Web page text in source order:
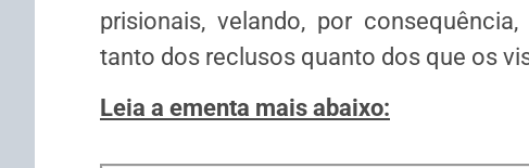
prisionais, velando, por
tanto dos reclusos quanto dos que os
Leia a ementa mais abaixo: